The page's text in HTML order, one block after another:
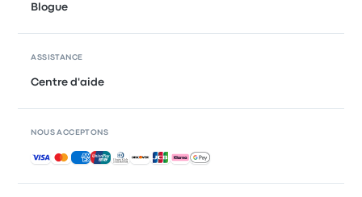
Blogue
ASSISTANCE
Centre d'aide
NOUS ACCEPTONS
Paiements acceptés